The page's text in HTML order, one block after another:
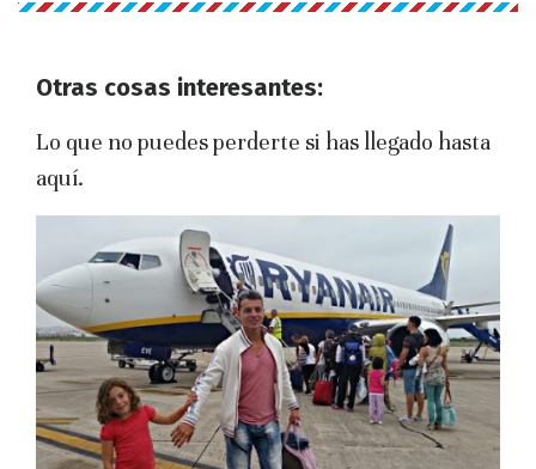
Otras cosas interesantes:
Lo que no puedes perderte si has llegado hasta
aquí.